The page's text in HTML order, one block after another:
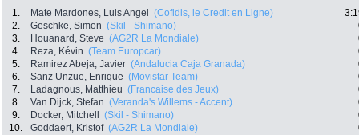
1. Mate Mardones, Luis Angel (Cofidis, le Credit en Ligne)
2.
Geschke, Simon (Skil - Shimano)
3.
Houanard, Steve (AG2R La Mondiale)
4.
Reza, Kévin (Team Europcar)
5.
Ramirez Abeja, Javier (Andalucia Caja Granada)
6.
Sanz Unzue, Enrique (Movistar Team)
7.
Ladagnous, Matthieu (Francaise des Jeux)
8.
Van Dijck, Stefan (Veranda's Willems - Accent)
9.
Docker, Mitchell (Skil - Shimano)
10.
Goddaert, Kristof (AG2R La Mondiale)